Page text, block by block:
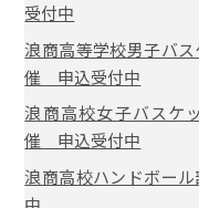
受付中
浪商高等学校男子バ
催 申込受付中
浪商高校女子バスケ
催 申込受付中
浪商高校ハンドボー